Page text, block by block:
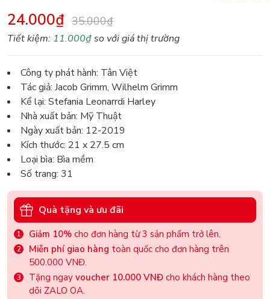
24.000₫ 35.000₫
Tiết kiệm: 11.000₫so với giá thị trường
Công ty phát hành: Tân Việt
Tác giả: Jacob Grimm, Wilhelm Grimm
Kể lại: Stefania Leonarrdi Harley
Nhà xuất bản: Mỹ Thuật
Ngày xuất bản: 12-2019
Kích thước: 21 x 27.5 cm
Loại bìa: Bìa mềm
Số trang: 31
Quà tặng và ưu đãi
Giảm 10% cho đơn hàng từ 3 sản phẩm trở lên.
Miễn phí giao hàng toàn quốc cho đơn hàng trên
500.000 VNĐ.
Tặng ngay voucher 10.000 VNĐ cho khách hàng theo
dõi ZALO OA.